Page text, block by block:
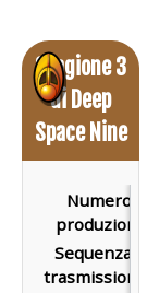
Stagione 3
di Deep
Space Nine
Numero
Sequenza